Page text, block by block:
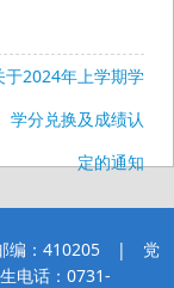
于2024年上学期学
学分兑换及成绩认
定的通知
编：410205 | 党
电话：0731-